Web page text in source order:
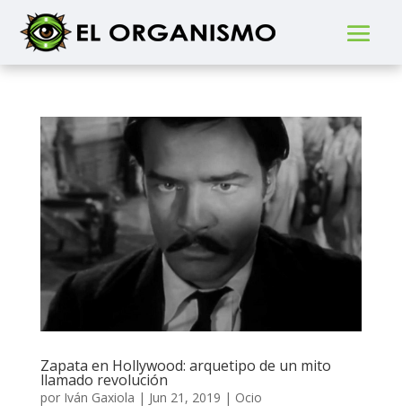
Zapata en Hollywood: arquetipo de un mito
llamado revolución
por Iván Gaxiola | Jun 21, 2019 | Ocio